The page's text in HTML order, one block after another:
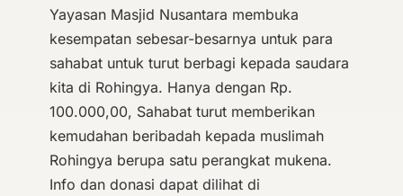
Yayasan Masjid Nusantara membuka
kesempatan sebesar-besarnya untuk para
sahabat untuk turut berbagi kepada saudara
kita di Rohingya. Hanya dengan Rp.
100.000,00, Sahabat turut memberikan
kemudahan beribadah kepada muslimah
Rohingya berupa satu perangkat mukena.
Info dan donasi dapat dilihat di